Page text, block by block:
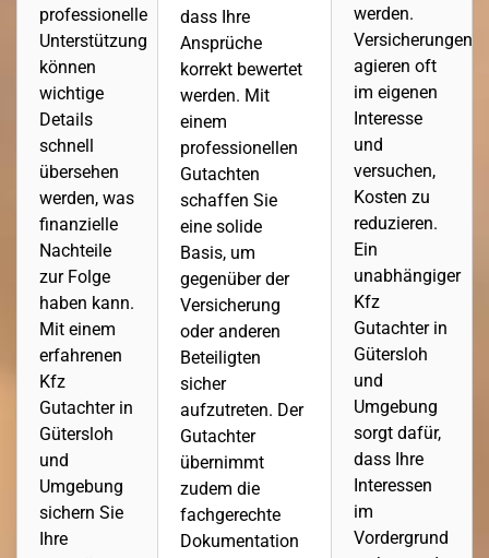
professionelle
Unterstützung
können
wichtige
Details
schnell
übersehen
werden, was
finanzielle
Nachteile
zur Folge
haben kann.
Mit einem
erfahrenen
Kfz
Gutachter in
Gütersloh
und
Umgebung
sichern Sie
Ihre
dass Ihre
Ansprüche
korrekt bewertet
werden. Mit
einem
professionellen
Gutachten
schaffen Sie
eine solide
Basis, um
gegenüber der
Versicherung
oder anderen
Beteiligten
sicher
aufzutreten. Der
Gutachter
übernimmt
zudem die
fachgerechte
Dokumentation
werden.
Versicherungen
agieren oft
im eigenen
Interesse
und
versuchen,
Kosten zu
reduzieren.
Ein
unabhängiger
Kfz
Gutachter in
Gütersloh
und
Umgebung
sorgt dafür,
dass Ihre
Interessen
im
Vordergrund